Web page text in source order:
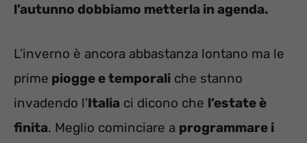
l’autunno dobbiamo metterla in agenda.
L’inverno è ancora abbastanza lontano ma le
prime piogge e temporali che stanno
invadendo l’Italia ci dicono che l’estate è
finita. Meglio cominciare a programmare i